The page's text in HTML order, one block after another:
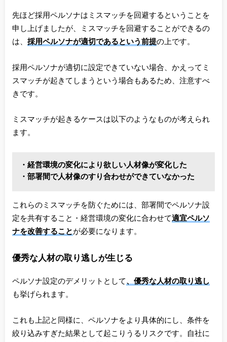
先ほど採用ペルソナはミスマッチを回避するということを
申し上げましたが、ミスマッチを回避することができるの
は、 採用ペルソナが適切であるという前提の上です。
採用ペルソナが適切に設定できていない場合、かえってミ
スマッチが起きてしまうという場合もあるため、注意すべ
きです。
ミスマッチが起きるケースは以下のようなものが考えられ
ます。
・経営環境の変化により欲しい人材像が変化した
・部署間で人材像のすり合わせができていなかった
これらのミスマッチを防ぐためには、部署間でペルソナ設
定を共有すること・経営環境の変化に合わせて適宜ペルソ
ナを改善することが必要になります。
優秀な人材の取り逃しが生じる
ペルソナ設定のデメリットとして、優秀な人材の取り逃し
も挙げられます。
これも上記と同様に、ペルソナをより具体的にし、条件を
絞り込みすぎた結果として起こりうるリスクです。自社に